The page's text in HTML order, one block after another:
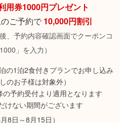
用券1000円プレゼント
ご予約で 10,000円割引
、予約内容確認画面でクーポンコ
」を入力）
1泊2食付きプランでお申し込み
のお子様は対象外）
予約受付より適用となります
ない期間がございます
8日～8月15日）